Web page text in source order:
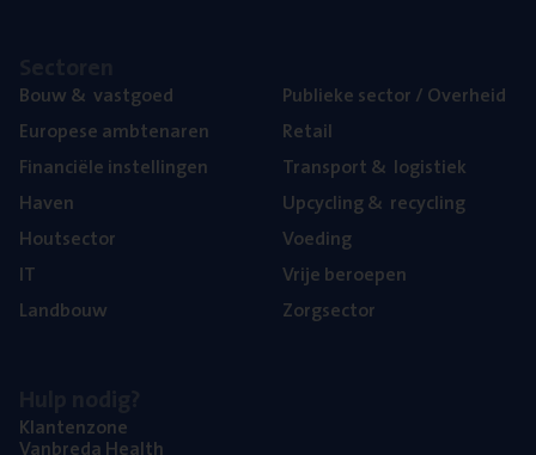
Bouw& vastgoed
Euro­pe­se ambtenaren
Finan­ci­ë­le instellingen
Haven
Hout­sec­tor
IT
Land­bouw
Publie­ke sec­tor / Overheid
Retail
Trans­port& logistiek
Upcy­cling& recycling
Voe­ding
Vrije beroe­pen
Zorg­sec­tor
Klan­ten­zo­ne
Van­b­re­da Health